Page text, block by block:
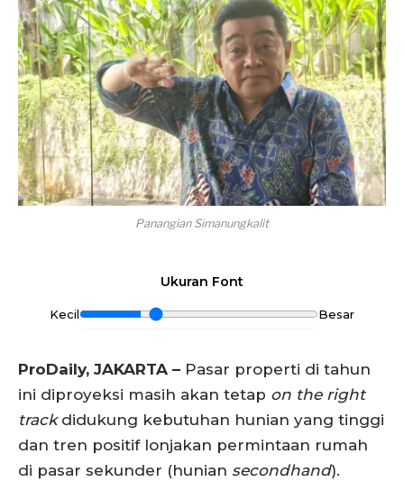
Panangian Simanungkalit
Ukuran Font
Kecil Besar
ProDaily, JAKARTA – Pasar properti di tahun
ini diproyeksi masih akan tetap on the right
trackdidukung kebutuhan hunian yang tinggi
dan tren positif lonjakan permintaan rumah
di pasar sekunder (hunian secondhand).